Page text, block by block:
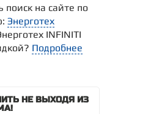
поиск на сайте по
Энерготех
INFINITI
Подробнее
НЕ ВЫХОДЯ ИЗ